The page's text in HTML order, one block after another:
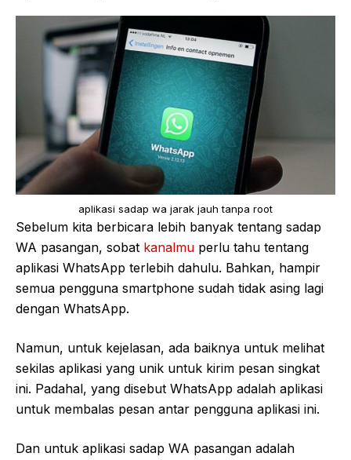
aplikasi sadap wa jarak jauh tanpa root
Sebelum kita berbicara lebih banyak tentang sadap
WA pasangan, sobat kanalmu perlu tahu tentang
aplikasi WhatsApp terlebih dahulu. Bahkan, hampir
semua pengguna smartphone sudah tidak asing lagi
dengan WhatsApp.
Namun, untuk kejelasan, ada baiknya untuk melihat
sekilas aplikasi yang unik untuk kirim pesan singkat
ini. Padahal, yang disebut WhatsApp adalah aplikasi
untuk membalas pesan antar pengguna aplikasi ini.
Dan untuk aplikasi sadap WA pasangan adalah